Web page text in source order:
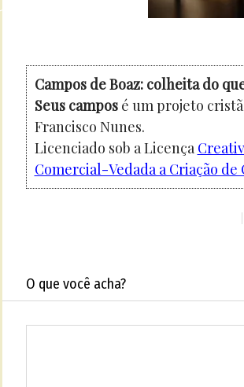
Campos de Boaz: colheita do
Seus camposé um projeto
Francisco Nunes.
Licenciado sob a Licença
Comercial-Vedada a Criação
O que você acha?